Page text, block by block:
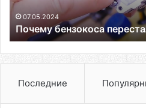
07.05.2024
Почему бензокоса
Последние